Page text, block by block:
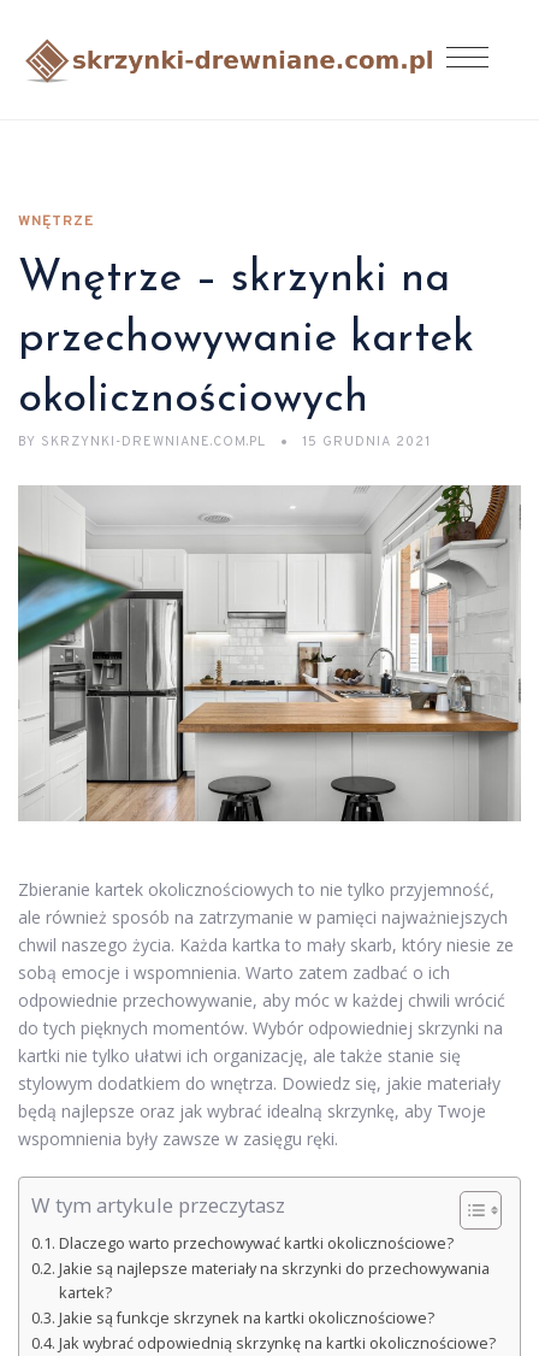
WNĘTRZE
Wnętrze – skrzynki na
przechowywanie kartek
okolicznościowych
BY SKRZYNKI-DREWNIANE.COM.PL 15 GRUDNIA 2021
Zbieranie kartek okolicznościowych to nie tylko przyjemność,
ale również sposób na zatrzymanie w pamięci najważniejszych
chwil naszego życia. Każda kartka to mały skarb, który niesie ze
sobą emocje i wspomnienia. Warto zatem zadbać o ich
odpowiednie przechowywanie, aby móc w każdej chwili wrócić
do tych pięknych momentów. Wybór odpowiedniej skrzynki na
kartki nie tylko ułatwi ich organizację, ale także stanie się
stylowym dodatkiem do wnętrza. Dowiedz się, jakie materiały
będą najlepsze oraz jak wybrać idealną skrzynkę, aby Twoje
wspomnienia były zawsze w zasięgu ręki.
W tym artykule przeczytasz
Dlaczego warto przechowywać kartki okolicznościowe?
Jakie są najlepsze materiały na skrzynki do przechowywania
kartek?
Jakie są funkcje skrzynek na kartki okolicznościowe?
Jak wybrać odpowiednią skrzynkę na kartki okolicznościowe?